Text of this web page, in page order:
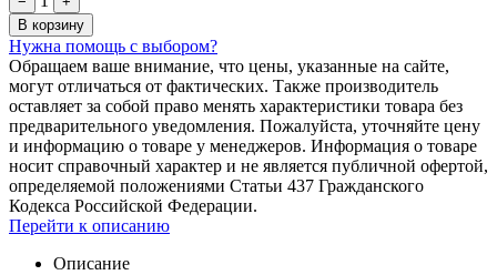
В корзину
Нужна помощь с выбором?
Обращаем ваше внимание, что цены, указанные на сайте,
могут отличаться от фактических. Также производитель
оставляет за собой право менять характеристики товара без
предварительного уведомления. Пожалуйста, уточняйте цену
и информацию о товаре у менеджеров. Информация о товаре
носит справочный характер и не является публичной офертой,
определяемой положениями Статьи 437 Гражданского
Кодекса Российской Федерации.
Перейти к описанию
Описание